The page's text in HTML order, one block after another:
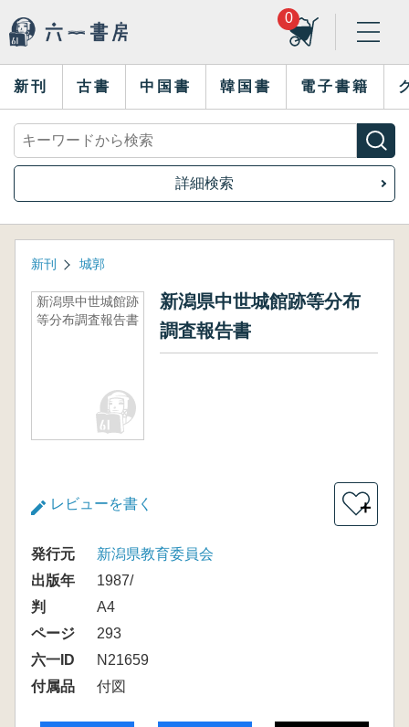
0
新刊 古書 中国書 韓国書 電子書籍
詳細検索
新刊 城郭
新潟県中世城館跡
等分布調査報告書
新潟県中世城館跡等分布
調査報告書
レビューを書く ＋
発行元
新潟県教育委員会
出版年
1987/
判
A4
ページ
293
六一ID
N21659
付属品
付図